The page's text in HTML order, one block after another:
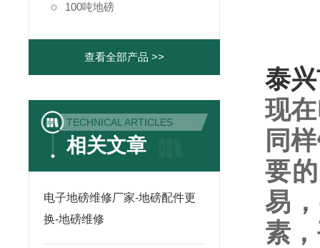
100吨地磅
查看全部产品 >>
TECHNICAL ARTICLES
相关文章
电子地磅维修厂家-地磅配件更
换-地磅维修
泰
现
同
要
易
素，